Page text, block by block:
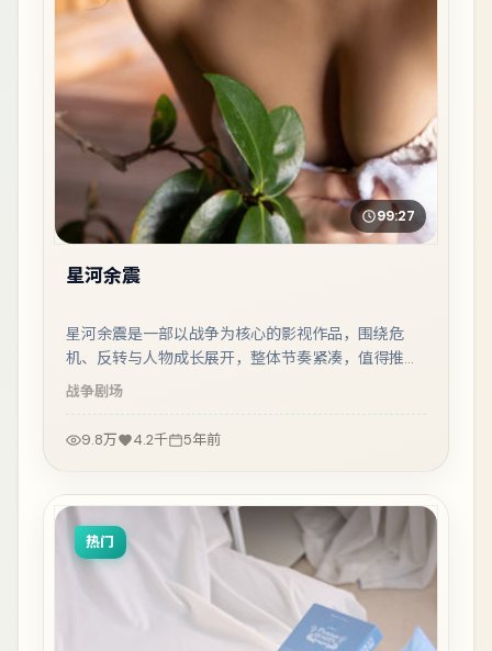
99:27
星河余震
星河余震是一部以战争为核心的影视作品，围绕危
机、反转与人物成长展开，整体节奏紧凑，值得推荐
观看。
战争剧场
9.8万 4.2千 5年前
热门